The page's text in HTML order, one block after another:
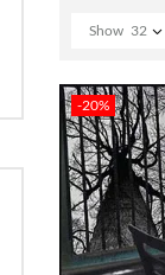
Show 32
-20%